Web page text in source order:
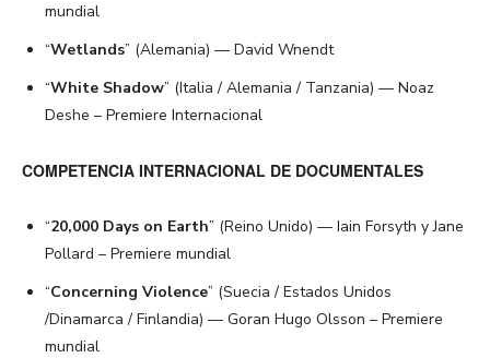
mundial
“Wetlands” (Alemania) — David Wnendt
“White Shadow” (Italia / Alemania / Tanzania) — Noaz
Deshe – Premiere Internacional
COMPETENCIA INTERNACIONAL DE DOCUMENTALES
“20,000 Days on Earth” (Reino Unido) — Iain Forsyth y Jane
Pollard – Premiere mundial
“Concerning Violence” (Suecia / Estados Unidos
/Dinamarca / Finlandia) — Goran Hugo Olsson – Premiere
mundial